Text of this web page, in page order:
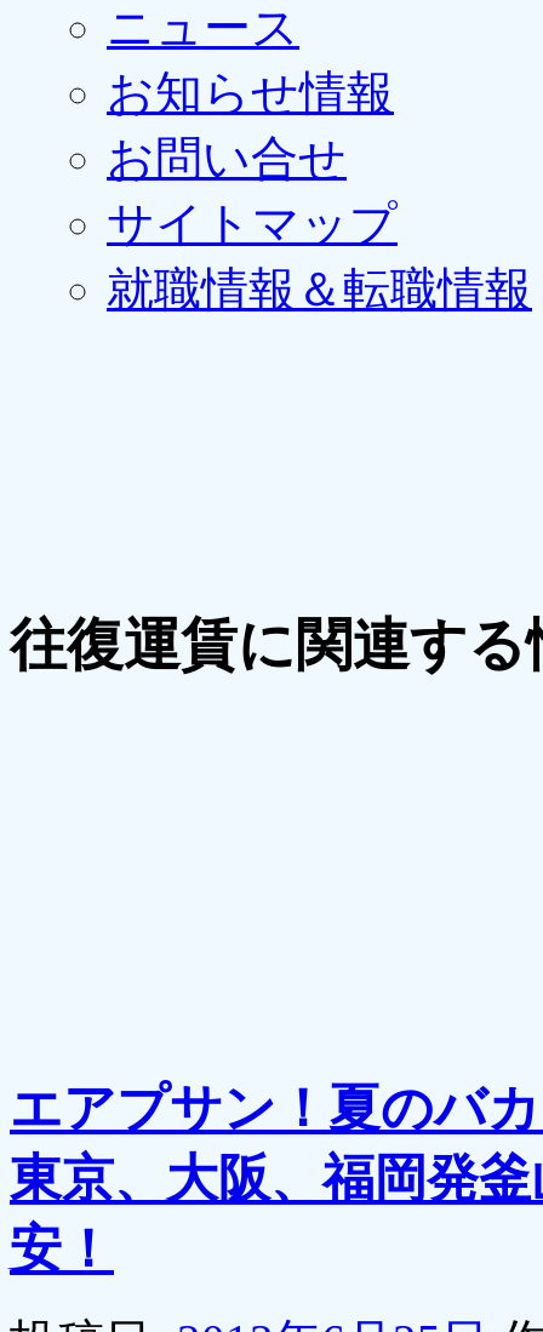
ニュース
お知らせ情報
お問い合せ
サイトマップ
就職情報＆転職情報
往復運賃に関連する
エアプサン！夏のバ
東京、大阪、福岡発
安！